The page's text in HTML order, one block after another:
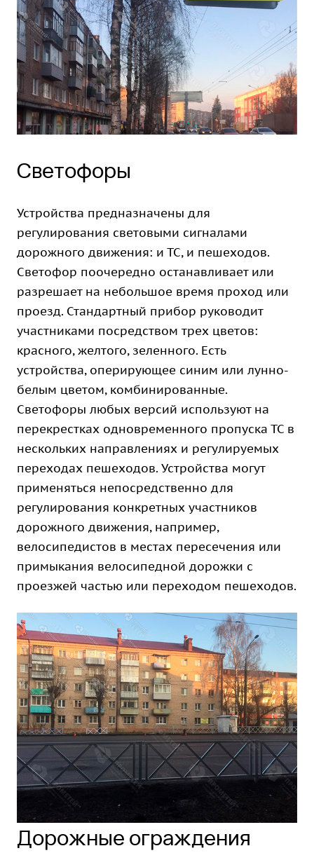
Светофоры
Устройства предназначены для
регулирования световыми сигналами
дорожного движения: и ТС, и пешеходов.
Светофор поочередно останавливает или
разрешает на небольшое время проход или
проезд. Стандартный прибор руководит
участниками посредством трех цветов:
красного, желтого, зеленного. Есть
устройства, оперирующее синим или лунно-
белым цветом, комбинированные.
Светофоры любых версий используют на
перекрестках одновременного пропуска ТС в
нескольких направлениях и регулируемых
переходах пешеходов. Устройства могут
применяться непосредственно для
регулирования конкретных участников
дорожного движения, например,
велосипедистов в местах пересечения или
примыкания велосипедной дорожки с
проезжей частью или переходом пешеходов.
Дорожные ограждения